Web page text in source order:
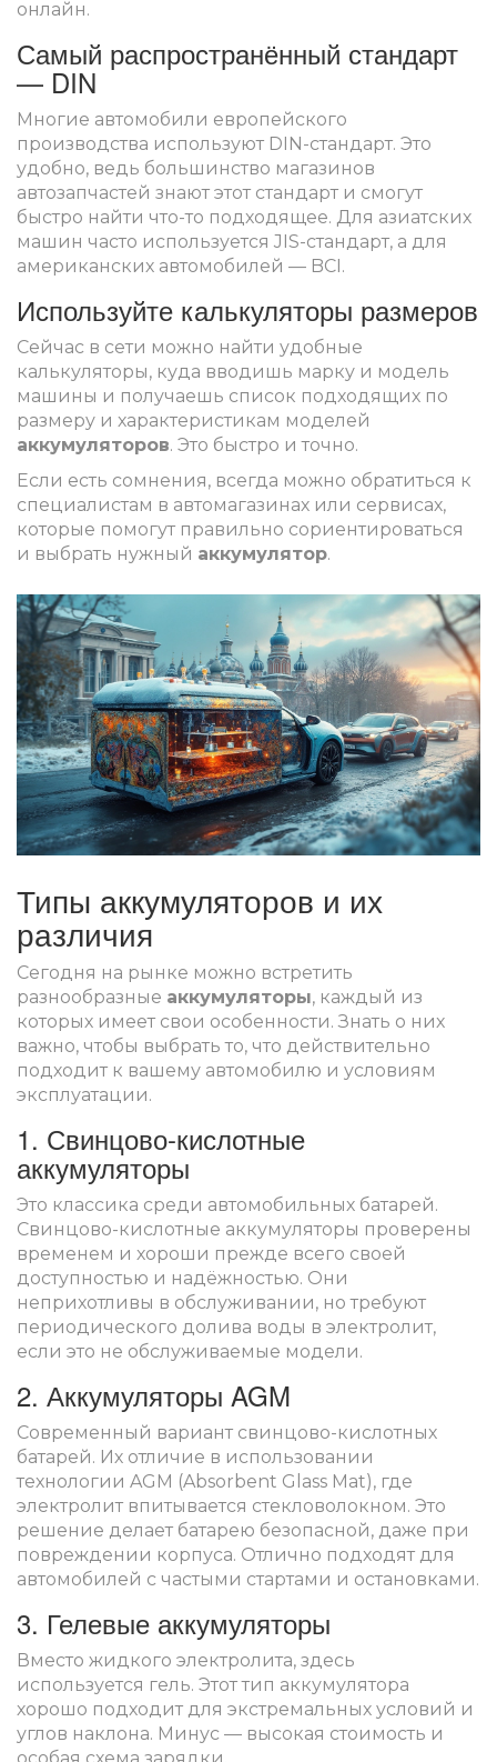
онлайн.
Самый распространённый стандарт
— DIN
Многие автомобили европейского
производства используют DIN-стандарт. Это
удобно, ведь большинство магазинов
автозапчастей знают этот стандарт и смогут
быстро найти что-то подходящее. Для азиатских
машин часто используется JIS-стандарт, а для
американских автомобилей — BCI.
Используйте калькуляторы размеров
Сейчас в сети можно найти удобные
калькуляторы, куда вводишь марку и модель
машины и получаешь список подходящих по
размеру и характеристикам моделей
аккумуляторов. Это быстро и точно.
Если есть сомнения, всегда можно обратиться к
специалистам в автомагазинах или сервисах,
которые помогут правильно сориентироваться
и выбрать нужный аккумулятор.
Типы аккумуляторов и их
различия
Сегодня на рынке можно встретить
разнообразные аккумуляторы, каждый из
которых имеет свои особенности. Знать о них
важно, чтобы выбрать то, что действительно
подходит к вашему автомобилю и условиям
эксплуатации.
1. Свинцово-кислотные
аккумуляторы
Это классика среди автомобильных батарей.
Свинцово-кислотные аккумуляторы проверены
временем и хороши прежде всего своей
доступностью и надёжностью. Они
неприхотливы в обслуживании, но требуют
периодического долива воды в электролит,
если это не обслуживаемые модели.
2. Аккумуляторы AGM
Современный вариант свинцово-кислотных
батарей. Их отличие в использовании
технологии AGM (Absorbent Glass Mat), где
электролит впитывается стекловолокном. Это
решение делает батарею безопасной, даже при
повреждении корпуса. Отлично подходят для
автомобилей с частыми стартами и остановками.
3. Гелевые аккумуляторы
Вместо жидкого электролита, здесь
используется гель. Этот тип аккумулятора
хорошо подходит для экстремальных условий и
углов наклона. Минус — высокая стоимость и